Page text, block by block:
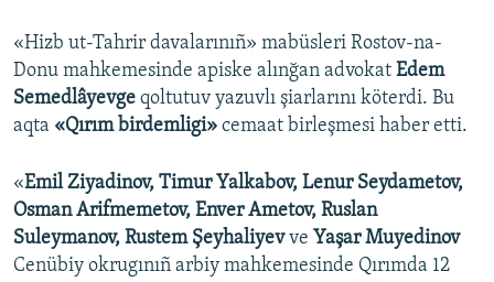
RFE/RS bütün saytları
«Hizb ut-Tahrir davalarınıñ» mabüsleri Rostov-na-
Donu mahkemesinde apiske alınğan advokat Edem
Semedlâyevge qoltutuv yazuvlı şiarlarını köterdi. Bu
aqta «Qırım birdemligi» cemaat birleşmesi haber etti.
«Emil Ziyadinov, Timur Yalkabov, Lenur Seydametov,
Osman Arifmemetov, Enver Ametov, Ruslan
Suleymanov, Rustem Şeyhaliyevve Yaşar Muyedinov
Cenübiy okrugınıñ arbiy mahkemesinde Qırımda 12